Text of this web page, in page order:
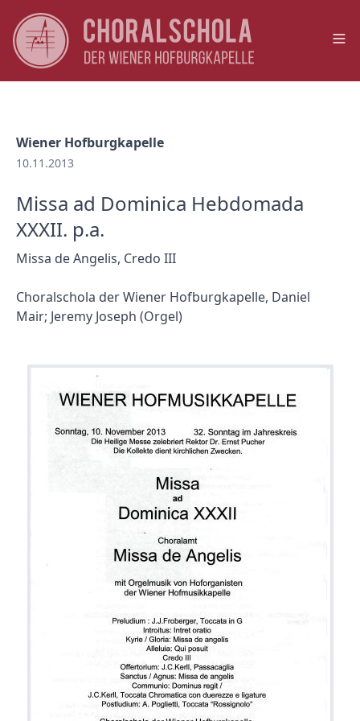
Wiener Hofburgkapelle
10.11.2013
Missa ad Dominica Hebdomada
XXXII. p.a.
Missa de Angelis, Credo III
Choralschola der Wiener Hofburgkapelle, Daniel
Mair; Jeremy Joseph (Orgel)